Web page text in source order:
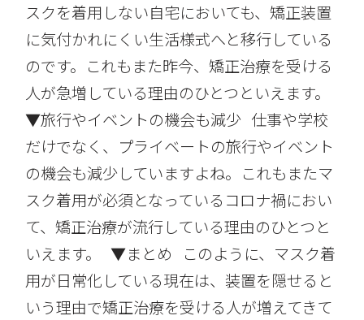
スクを着用しない自宅においても、矯正装置
に気付かれにくい生活様式へと移行している
のです。これもまた昨今、矯正治療を受ける
人が急増している理由のひとつといえます。
▼旅行やイベントの機会も減少 仕事や学校
だけでなく、プライベートの旅行やイベント
の機会も減少していますよね。これもまたマ
スク着用が必須となっているコロナ禍におい
て、矯正治療が流行している理由のひとつと
いえます。 ▼まとめ このように、マスク着
用が日常化している現在は、装置を隠せると
いう理由で矯正治療を受ける人が増えてきて